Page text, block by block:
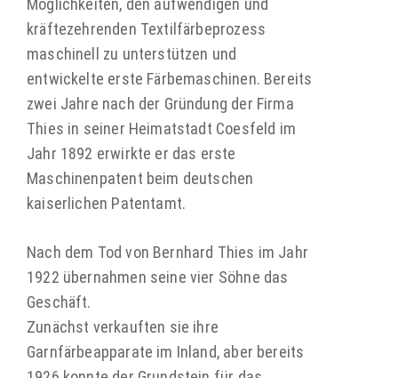
Möglichkeiten, den aufwendigen und
kräftezehrenden Textilfärbeprozess
maschinell zu unterstützen und
entwickelte erste Färbemaschinen. Bereits
zwei Jahre nach der Gründung der Firma
Thies in seiner Heimatstadt Coesfeld im
Jahr 1892 erwirkte er das erste
Maschinenpatent beim deutschen
kaiserlichen Patentamt.
Nach dem Tod von Bernhard Thies im Jahr
1922 übernahmen seine vier Söhne das
Geschäft.
Zunächst verkauften sie ihre
Garnfärbeapparate im Inland, aber bereits